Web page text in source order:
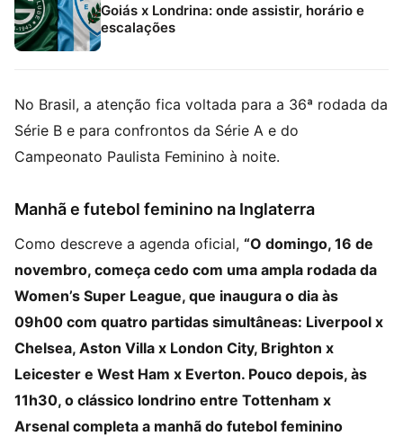
Goiás x Londrina: onde assistir, horário e
escalações
No Brasil, a atenção fica voltada para a 36ª rodada da
Série B e para confrontos da Série A e do
Campeonato Paulista Feminino à noite.
Manhã e futebol feminino na Inglaterra
Como descreve a agenda oficial, “O domingo, 16 de
novembro, começa cedo com uma ampla rodada da
Women’s Super League, que inaugura o dia às
09h00 com quatro partidas simultâneas: Liverpool x
Chelsea, Aston Villa x London City, Brighton x
Leicester e West Ham x Everton. Pouco depois, às
11h30, o clássico londrino entre Tottenham x
Arsenal completa a manhã do futebol feminino